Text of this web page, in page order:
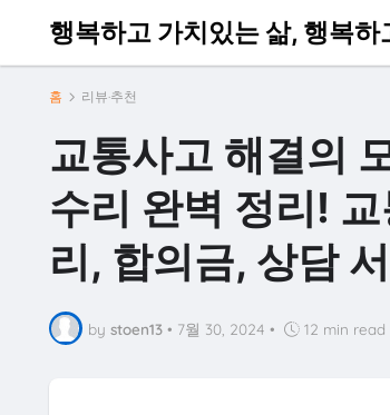
행복하고 가치있는 삶, 행복
홈 리뷰·추천
교통사고 해결의
수리 완벽 정리!
리, 합의금, 상담
by stoen13 • 7월 30, 2024 • 12 min read